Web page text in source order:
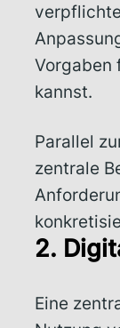
Vorgaben
kannst.
Parallel
zentrale
2.
Eine